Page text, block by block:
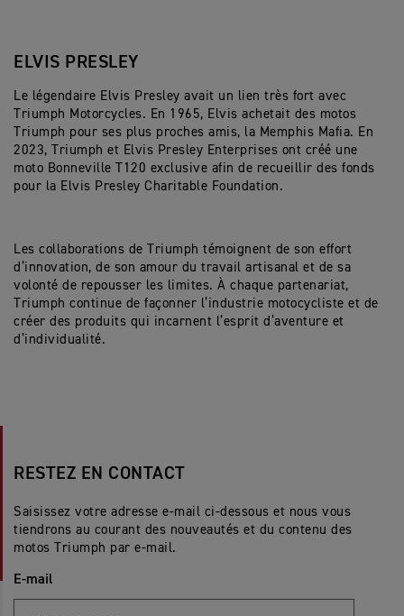
ELVIS PRESLEY
Le légendaire Elvis Presley avait un lien très fort avec
Triumph Motorcycles. En 1965, Elvis achetait des motos
Triumph pour ses plus proches amis, la Memphis Mafia. En
2023, Triumph et Elvis Presley Enterprises ont créé une
moto Bonneville T120 exclusive afin de recueillir des fonds
pour la Elvis Presley Charitable Foundation.
Les collaborations de Triumph témoignent de son effort
d’innovation, de son amour du travail artisanal et de sa
volonté de repousser les limites. À chaque partenariat,
Triumph continue de façonner l’industrie motocycliste et de
créer des produits qui incarnent l’esprit d’aventure et
d’individualité.
RESTEZ EN CONTACT
Saisissez votre adresse e-mail ci-dessous et nous vous
tiendrons au courant des nouveautés et du contenu des
motos Triumph par e-mail.
E-mail